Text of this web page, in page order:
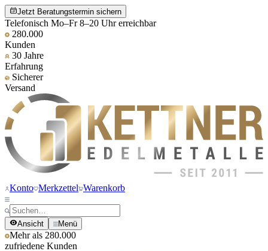
Jetzt Beratungstermin sichern
Telefonisch Mo–Fr 8–20 Uhr erreichbar
280.000
Kunden
30 Jahre
Erfahrung
Sicherer
Versand
Konto Merkzettel Warenkorb
Ansicht Menü
Mehr als 280.000
zufriedene Kunden